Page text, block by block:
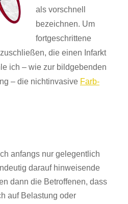
als vorschnell
bezeichnen. Um
fortgeschrittene
die einen Infarkt
ich – wie zur bildgebenden
– die nichtinvasive Farb-
anfangs nur gelegentlich
darauf hinweisende
dann die Betroffenen, dass
auf Belastung oder